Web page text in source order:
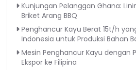
Kunjungan Pelanggan Ghana:
Briket Arang BBQ
Penghancur Kayu Berat 15t/h
Indonesia untuk Produksi Bahan
Mesin Penghancur Kayu dengan
Ekspor ke Filipina